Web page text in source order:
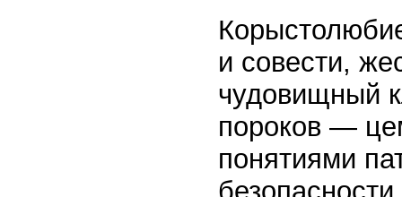
и совести,
чудовищный
пороков —
понятиями